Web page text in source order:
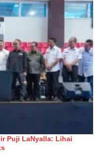
Puji LaNyalla: Lihai